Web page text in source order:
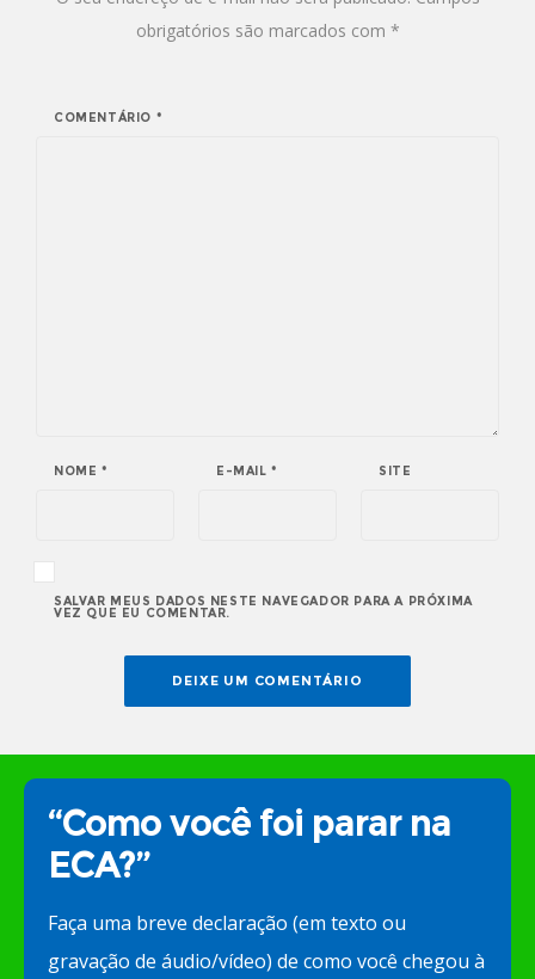
obrigatórios são marcados com *
COMENTÁRIO *
NOME * E-MAIL* SITE
SALVAR MEUS DADOS NESTE NAVEGADOR PARA A PRÓXIMA
VEZ QUE EU COMENTAR.
“Como você foi parar na
ECA?”
Faça uma breve declaração (em texto ou
gravação de áudio/vídeo) de como você chegou à